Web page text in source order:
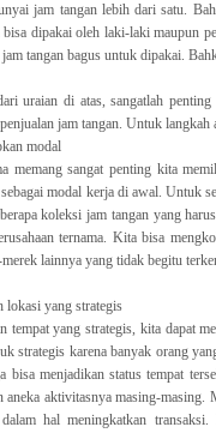
jam tangan lebih dari satu.
bisa dipakai oleh laki-laki maupun
tangan bagus untuk dipakai.
uraian di atas, sangatlah
jam tangan. Untuk
modal
memang sangat penting kita
modal kerja di awal. Untuk
koleksi jam tangan yang
ternama. Kita bisa
lainnya yang tidak begitu
lokasi yang strategis
tempat yang strategis, kita dapat
strategis karena banyak orang
bisa menjadikan status tempat
aneka aktivitasnya masing-masing.
hal meningkatkan